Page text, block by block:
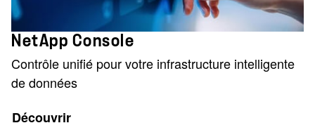
NetApp Console
Contrôle unifié pour votre infrastructure intelligente
de données
Découvrir